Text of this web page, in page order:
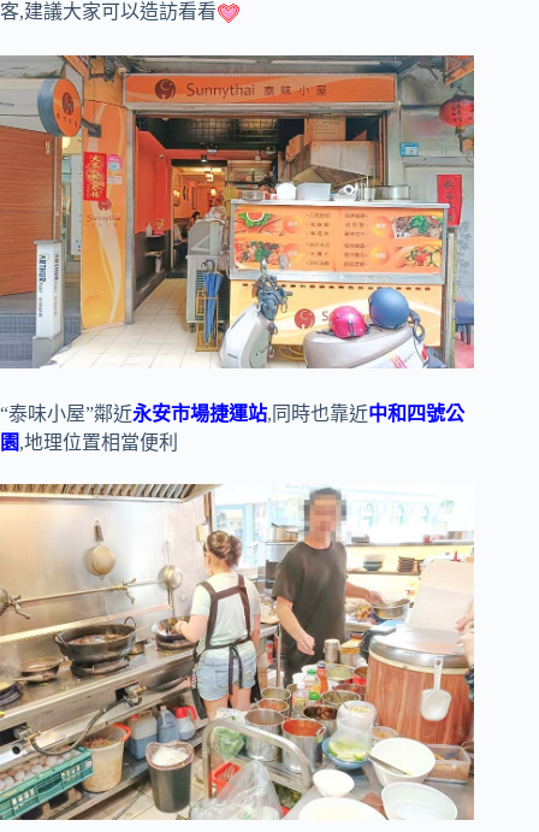
客,建議大家可以造訪看看
“泰味小屋”鄰近永安市場捷運站,同時也靠近中和四號公
園,地理位置相當便利